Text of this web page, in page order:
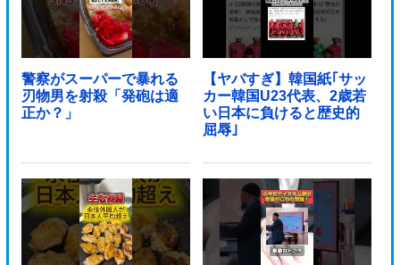
警察がスーパーで暴れる
刃物男を射殺「発砲は適
正か？」
【ヤバすぎ】韓国紙｢サッ
カー韓国U23代表、2歳若
い日本に負けると歴史的
屈辱｣